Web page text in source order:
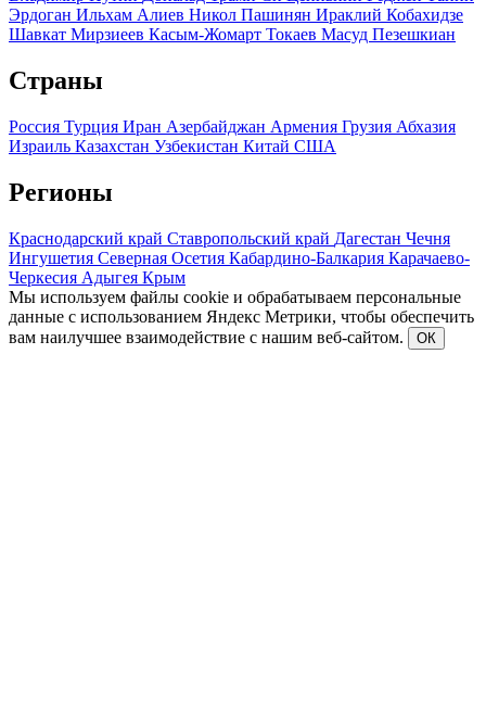
Эрдоган Ильхам Алиев Никол Пашинян Ираклий Кобахидзе
Шавкат Мирзиеев Касым-Жомарт Токаев Масуд Пезешкиан
Страны
Россия Турция Иран Азербайджан Армения Грузия Абхазия
Израиль Казахстан Узбекистан Китай США
Регионы
Краснодарский край Ставропольский край Дагестан Чечня
Ингушетия Северная Осетия Кабардино-Балкария Карачаево-
Черкесия Адыгея Крым
Мы используем файлы cookie и обрабатываем персональные
данные с использованием Яндекс Метрики, чтобы обеспечить
вам наилучшее взаимодействие с нашим веб-сайтом.
ОК